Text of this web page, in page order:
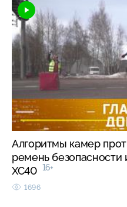
Алгоритмы камер
ремень безопасности
XC40 16+
1696